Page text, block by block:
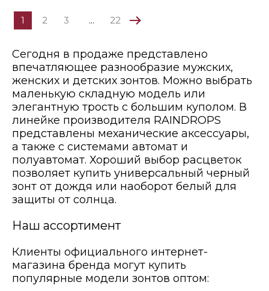
1 2 3 ... 22
Сегодня в продаже представлено
впечатляющее разнообразие мужских,
женских и детских зонтов. Можно выбрать
маленькую складную модель или
элегантную трость с большим куполом. В
линейке производителя RAINDROPS
представлены механические аксессуары,
а также с системами автомат и
полуавтомат. Хороший выбор расцветок
позволяет купить универсальный черный
зонт от дождя или наоборот белый для
защиты от солнца.
Наш ассортимент
Клиенты официального интернет-
магазина бренда могут купить
популярные модели зонтов оптом: